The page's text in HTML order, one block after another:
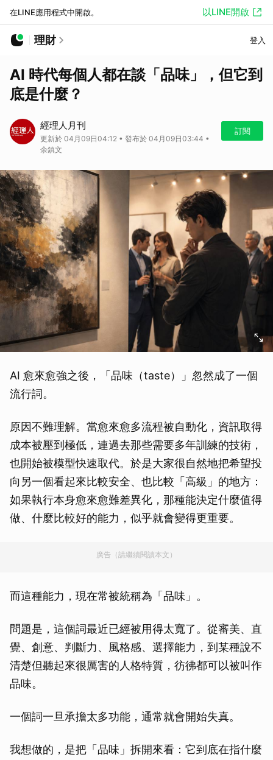
在LINE應用程式中開啟。 以LINE開啟
理財 登入
AI 時代每個人都在談「品味」，但它到
底是什麼？
經理人月刊
更新於 04月09日04:12 • 發布於 04月09日03:44 •
余鎮文
訂閱
AI 愈來愈強之後，「品味（taste）」忽然成了一個
流行詞。
原因不難理解。當愈來愈多流程被自動化，資訊取得
成本被壓到極低，連過去那些需要多年訓練的技術，
也開始被模型快速取代。於是大家很自然地把希望投
向另一個看起來比較安全、也比較「高級」的地方：
如果執行本身愈來愈難差異化，那種能決定什麼值得
做、什麼比較好的能力，似乎就會變得更重要。
廣告（請繼續閱讀本文）
而這種能力，現在常被統稱為「品味」。
問題是，這個詞最近已經被用得太寬了。從審美、直
覺、創意、判斷力、風格感、選擇能力，到某種說不
清楚但聽起來很厲害的人格特質，彷彿都可以被叫作
品味。
一個詞一旦承擔太多功能，通常就會開始失真。
我想做的，是把「品味」拆開來看：它到底在指什麼